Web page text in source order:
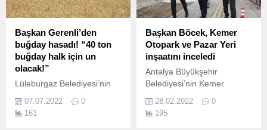
Başkan Gerenli’den
buğday hasadı! “40 ton
buğday halk için un
olacak!”
Lüleburgaz Belediyesi’nin
arazide ihtiyaç sahibi
vatandaşlar için ektiği
07.07.2022
0
161
Başkan Böcek, Kemer
Otopark ve Pazar Yeri
inşaatını inceledi
Antalya Büyükşehir
Belediyesi’nin Kemer
Projesi hızla devam ediyor.
28.02.2022
0
195